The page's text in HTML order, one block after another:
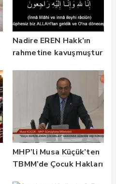
Nadire EREN Hakk’ın
rahmetine kavuşmuştur
MHP’li Musa Küçük’ten
TBMM’de Çocuk Hakları